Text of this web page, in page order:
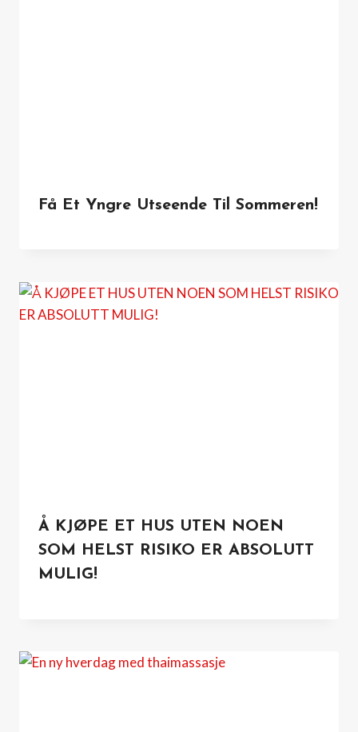
Få Et Yngre Utseende Til Sommeren!
Å KJØPE ET HUS UTEN NOEN
SOM HELST RISIKO ER ABSOLUTT
MULIG!